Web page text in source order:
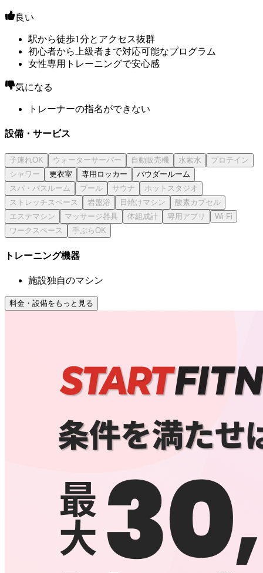
良い
駅から徒歩1分とアクセス抜群
初心者から上級者まで対応可能なプログラム
女性専用トレーニングで安心感
気になる
トレーナーの指名ができない
設備・サービス
更衣室 専用ロッカー パウダールーム
トレーニング機器
施設独自のマシン
料金・設備をもっと見る